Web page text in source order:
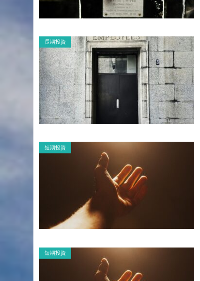
長期投資
短期投資
短期投資